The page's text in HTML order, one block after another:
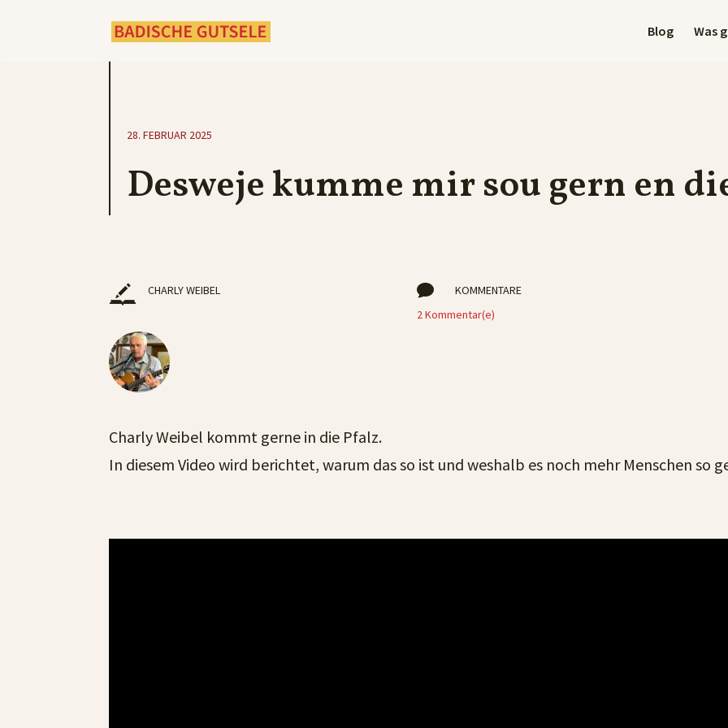
Blog Was
28. FEBRUAR 2025
Desweje kumme mir sou gern en
CHARLY WEIBEL 
KOMMENTARE
2 Kommentar(e)
Charly Weibel kommt gerne in die Pfalz.
In diesem Video wird berichtet, warum das so ist und weshalb es noch mehr Menschen so